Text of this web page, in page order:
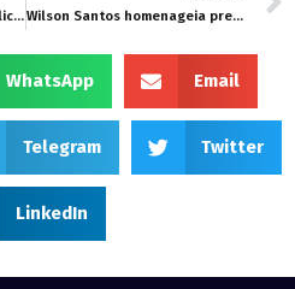
ALMT confirma audiência pública sobre impactos da UHE Colíder nesta quinta-feira (18) Wilson Santos homenageia prefeito de Cuiabá por adesão a loteamentos populares em Cuiabá
WhatsApp Email
Telegram Twitter
LinkedIn